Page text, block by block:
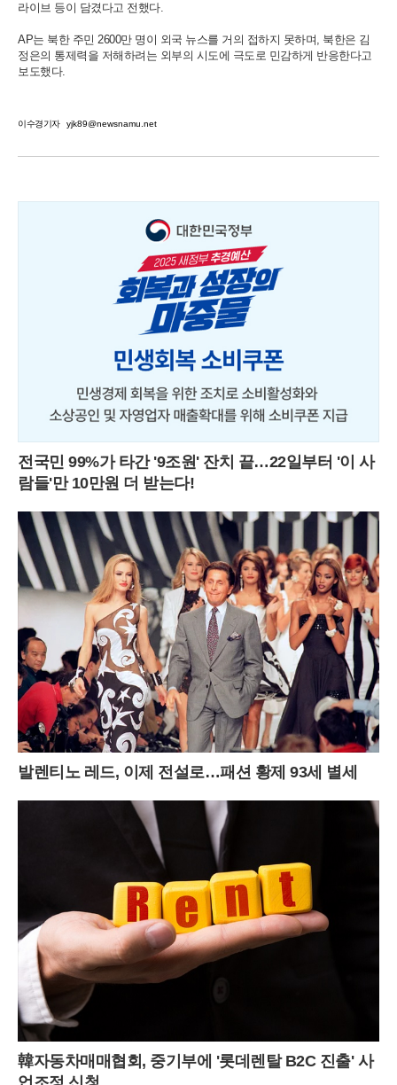
라이브 등이 담겼다고 전했다.
AP는 북한 주민 2600만 명이 외국 뉴스를 거의 접하지 못하며, 북한은 김
정은의 통제력을 저해하려는 외부의 시도에 극도로 민감하게 반응한다고
보도했다.
이수경기자 yjk89@newsnamu.net
전국민 99%가 타간 '9조원' 잔치 끝…22일부터 '이 사
람들'만 10만원 더 받는다!
발렌티노 레드, 이제 전설로…패션 황제 93세 별세
韓자동차매매협회, 중기부에 '롯데렌탈 B2C 진출' 사